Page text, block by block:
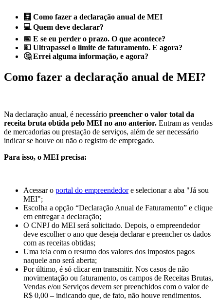
🧮 Como fazer a declaração anual de MEI
💻 Quem deve declarar?
📅 E se eu perder o prazo. O que acontece?
💵 Ultrapassei o limite de faturamento. E agora?
🤔 Errei alguma informação, e agora?
Como fazer a declaração anual de MEI?
Na declaração anual, é necessário preencher o valor total da
receita bruta obtida pelo MEI no ano anterior. Entram as vendas
de mercadorias ou prestação de serviços, além de ser necessário
indicar se houve ou não o registro de empregado.
Para isso, o MEI precisa:
Acessar o portal do empreendedore selecionar a aba "Já sou
MEI";
Escolha a opção “Declaração Anual de Faturamento” e clique
em entregar a declaração;
O CNPJ do MEI será solicitado. Depois, o empreendedor
deve escolher o ano que deseja declarar e preencher os dados
com as receitas obtidas;
Uma tela com o resumo dos valores dos impostos pagos
naquele ano será aberta;
Por último, é só clicar em transmitir. Nos casos de não
movimentação ou faturamento, os campos de Receitas Brutas,
Vendas e/ou Serviços devem ser preenchidos com o valor de
R$ 0,00 – indicando que, de fato, não houve rendimentos.